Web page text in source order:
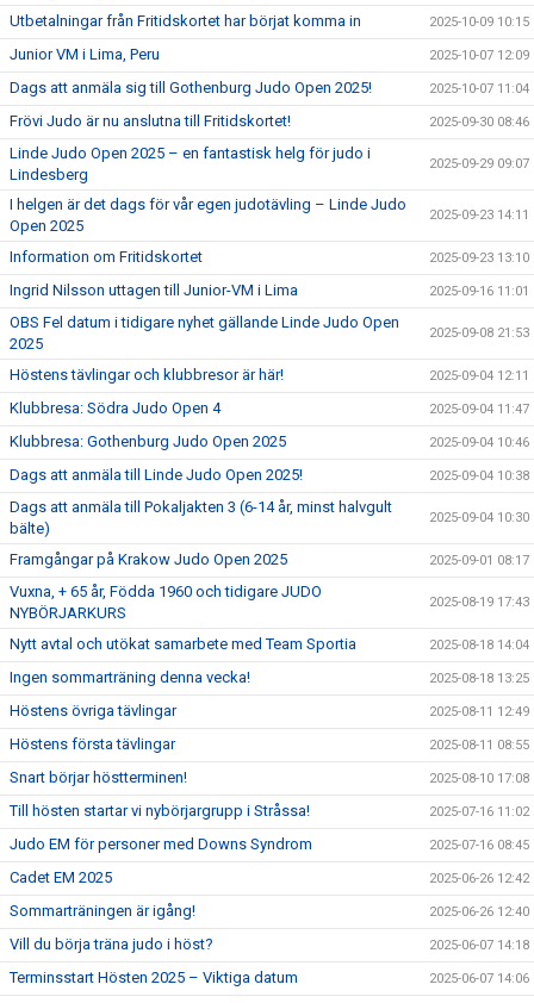
Utbetalningar från Fritidskortet har börjat komma in 2025-10-09 10:15
Junior VM i Lima, Peru 2025-10-07 12:09
Dags att anmäla sig till Gothenburg Judo Open 2025! 2025-10-07 11:04
Frövi Judo är nu anslutna till Fritidskortet! 2025-09-30 08:46
Linde Judo Open 2025 – en fantastisk helg för judo i
Lindesberg
2025-09-29 09:07
I helgen är det dags för vår egen judotävling – Linde Judo
Open 2025
2025-09-23 14:11
Information om Fritidskortet 2025-09-23 13:10
Ingrid Nilsson uttagen till Junior-VM i Lima 2025-09-16 11:01
OBS Fel datum i tidigare nyhet gällande Linde Judo Open
2025
2025-09-08 21:53
Höstens tävlingar och klubbresor är här! 2025-09-04 12:11
Klubbresa: Södra Judo Open 4 2025-09-04 11:47
Klubbresa: Gothenburg Judo Open 2025 2025-09-04 10:46
Dags att anmäla till Linde Judo Open 2025! 2025-09-04 10:38
Dags att anmäla till Pokaljakten 3 (6-14 år, minst halvgult
bälte)
2025-09-04 10:30
Framgångar på Krakow Judo Open 2025 2025-09-01 08:17
Vuxna, + 65 år, Födda 1960 och tidigare JUDO
NYBÖRJARKURS
2025-08-19 17:43
Nytt avtal och utökat samarbete med Team Sportia 2025-08-18 14:04
Ingen sommarträning denna vecka! 2025-08-18 13:25
Höstens övriga tävlingar 2025-08-11 12:49
Höstens första tävlingar 2025-08-11 08:55
Snart börjar höstterminen! 2025-08-10 17:08
Till hösten startar vi nybörjargrupp i Stråssa! 2025-07-16 11:02
Judo EM för personer med Downs Syndrom 2025-07-16 08:45
Cadet EM 2025 2025-06-26 12:42
Sommarträningen är igång! 2025-06-26 12:40
Vill du börja träna judo i höst? 2025-06-07 14:18
Terminsstart Hösten 2025 – Viktiga datum 2025-06-07 14:06